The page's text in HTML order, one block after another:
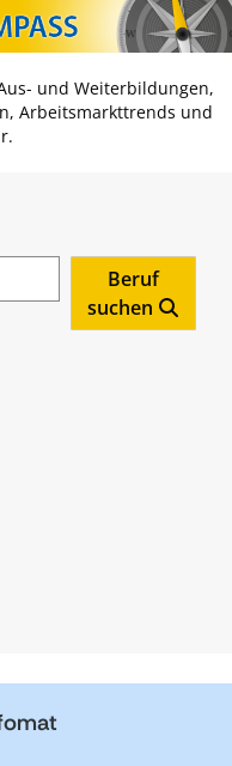
Zum Inhalt springen
Zum Navmenü springen
Zur Suche springen
Zur Footer springen
und Weiterbildungen,
Arbeitsmarkttrends und
Beruf
suchen